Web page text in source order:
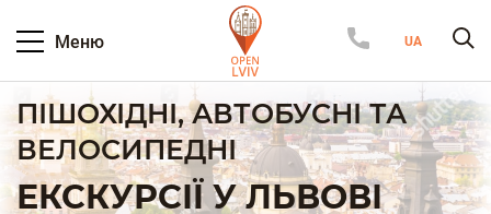
Меню
ПІШОХІДНІ, АВТОБУСНІ ТА
ВЕЛОСИПЕДНІ
ЕКСКУРСІЇ У ЛЬВОВІ